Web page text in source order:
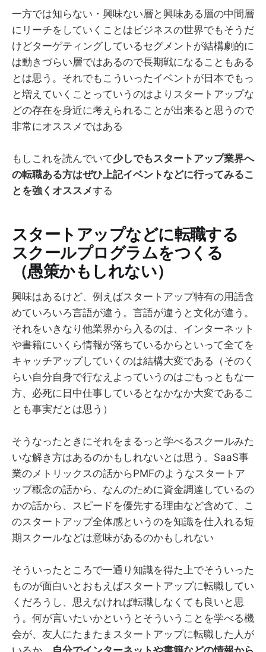
一方では知らない・興味ない層と興味ある層の中間層
にリーチをしていくことはビジネスの世界でもそうだ
けどターゲティングしているセグメントが結構劇的に
は動きづらい層ではあるので長期戦になることもある
とは思う。それでもこういったイベントが日本でもっ
と増えていくことっていうのはよりスタートアップな
どの存在を身近に考えられることが出来ると思うので
非常にオススメではある
もしこれを読んでいて少しでもスタートアップ業界へ
の転職ある方はぜひ上記イベントなどに行ってみるこ
とを強くオススメする
スタートアップなどに転職する
スクールプログラムをつくる
（愚策かもしれない）
興味はあるけど、例えばスタートアップ特有の用語含
めていろいろ言語が違う。言語が違うと文化が違う。
それをいきなり他業界から入るのは、インターネット
や書籍にいくら情報が落ちているからといって全てを
キャッチアップしていくのは結構大変である（そのく
らい自分自身で行なえよっていうのはごもっともな一
方、必死に日中仕事しているとなかなか大変であるこ
とも事実だとは思う）
そうなったときにそれをまるっと学べるスクールみた
いな解き方はあるのかもしれないとは思う。SaaS事
業のメトリックスの話からPMFのようなスタートア
ップ概念の話から、なんのために資金調達しているの
かの話から、スピードを優先する理由など含めて、こ
のスタートアップ全体感というのを知識を仕入れる短
期スクールなどは意味があるのかもしれない
そういったところで一通り知識を得た上でそういった
ものが面白いとおもえばスタートアップに転職してい
くだろうし、思えなければ転職しなくても良いと思
う。何が言いたいかというとそういうことを学べる機
会が、友人にたまたまスタートアップに転職した人が